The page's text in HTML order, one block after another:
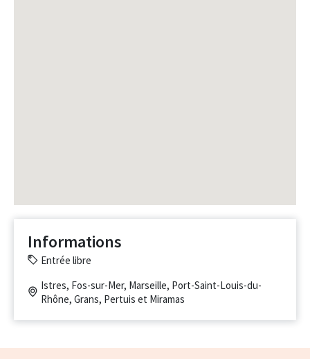
Informations
Entrée libre
Istres, Fos-sur-Mer, Marseille, Port-Saint-Louis-du-
Rhône, Grans, Pertuis et Miramas